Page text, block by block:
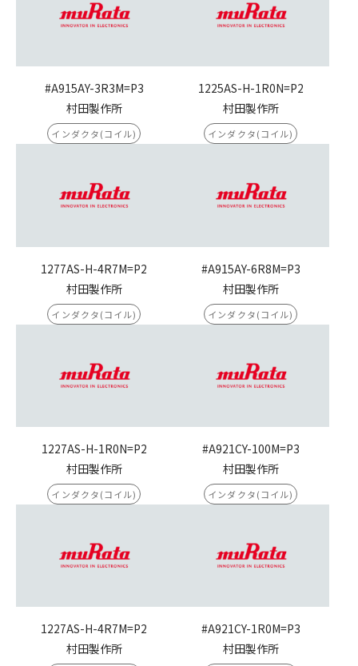
#A915AY-3R3M=P3
村田製作所
インダクタ(コイル)
1225AS-H-1R0N=P2
村田製作所
インダクタ(コイル)
1277AS-H-4R7M=P2
村田製作所
インダクタ(コイル)
#A915AY-6R8M=P3
村田製作所
インダクタ(コイル)
1227AS-H-1R0N=P2
村田製作所
インダクタ(コイル)
#A921CY-100M=P3
村田製作所
インダクタ(コイル)
1227AS-H-4R7M=P2
村田製作所
#A921CY-1R0M=P3
村田製作所